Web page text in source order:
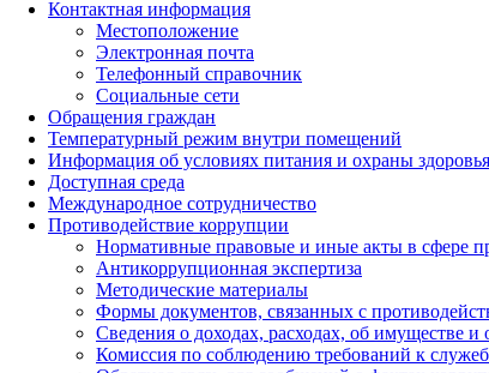
Контактная информация
Местоположение
Электронная почта
Телефонный справочник
Социальные сети
Обращения граждан
Температурный режим внутри помещений
Информация об условиях питания и охраны здоровья
Доступная среда
Международное сотрудничество
Противодействие коррупции
Нормативные правовые и иные акты в сфере
Антикоррупционная экспертиза
Методические материалы
Формы документов, связанных с
Сведения о доходах, расходах, об имуществе и
Комиссия по соблюдению требований к